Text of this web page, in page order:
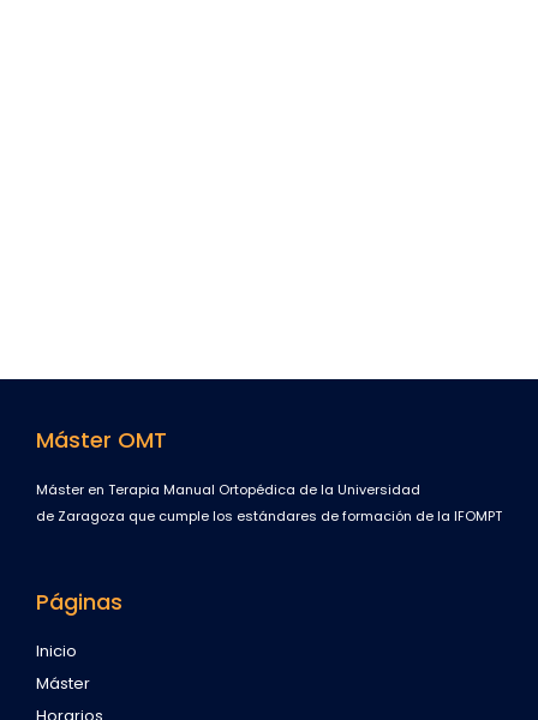
Máster OMT
Máster en Terapia Manual Ortopédica de la Universidad
de Zaragoza que cumple los estándares de formación de la IFOMPT
Páginas
Inicio
Máster